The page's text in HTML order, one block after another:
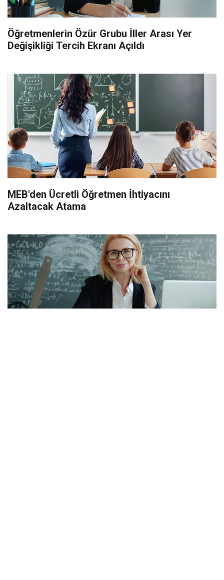
Öğretmenlerin Özür Grubu İller Arası Yer
Değişikliği Tercih Ekranı Açıldı
MEB'den Ücretli Öğretmen İhtiyacını
Azaltacak Atama